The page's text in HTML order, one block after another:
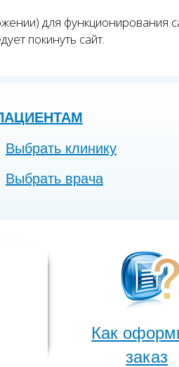
для функционирования
покинуть сайт.
Выбрать клинику
Выбрать врача
Как
заказ